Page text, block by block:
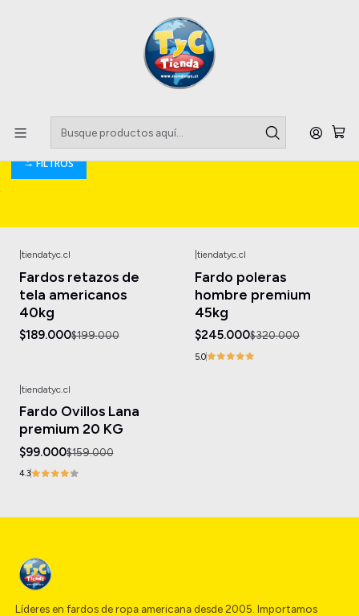
Llegaste a tu Importadora de Fardos !!
Hobbies & Creative Arts
Hobbies & Creative Arts
FILTROS
tiendatyc.cl
Fardos retazos de
tela americanos
40kg
$189.000$199.000
tiendatyc.cl
Fardo poleras
hombre premium
45kg
$245.000$320.000
5.0
Agotado
tiendatyc.cl
Fardo Ovillos Lana
premium 20 KG
$99.000$159.000
4.3
Líderes en fardos de ropa americana desde 2005. Importamos